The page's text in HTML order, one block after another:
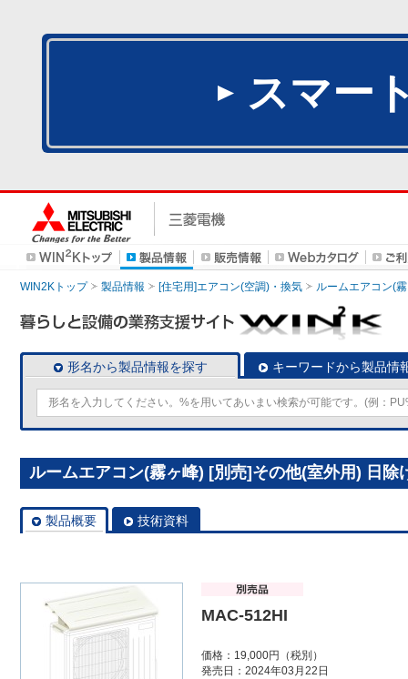
スマー
WIN2Kトップ 製品情報 [住宅用]エアコン(空調)・換気 ルームエアコン(
形名から製品情報を探す キーワードから製品情
ルームエアコン(霧ヶ峰) [別売]その他(室外用) 日除
製品概要 技術資料
MAC-512HI
価格：19,000円（税別）
発売日：2024年03月22日